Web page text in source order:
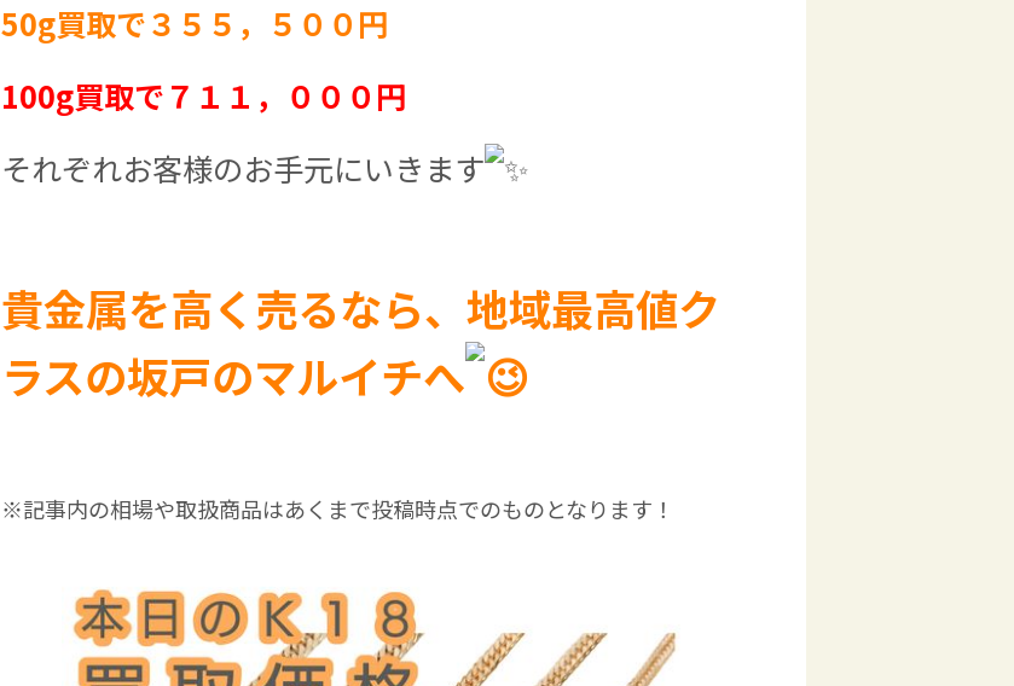
50g買取で３５５，５００円
100g買取で７１１，０００円
それぞれお客様のお手元にいきます
貴金属を高く売るなら、地域最高値ク
ラスの坂戸のマルイチへ
※記事内の相場や取扱商品はあくまで投稿時点でのものとなります！